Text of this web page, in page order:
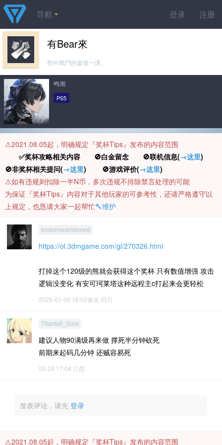
登录 注册
导航
有Bear來
野外戰鬥的最後一課。
鸣潮
PS5
⚠️2021.08.05起，明确规定『奖杯Tips』发布的内容范围
✅奖杯攻略相关内容 🚫白金留念 🚫联机信息(→这里)
🚫非奖杯相关提问(→这里) 🚫游戏评价(→这里)
⚠️如有违规则扣除一半N币，多次违规不排除禁言处理的可能
为保证『奖杯Tips』内容对于其他玩家的可参考性，还请严格遵守以
上规定，也恳请大家一起帮忙🔨维护
brokenwarmtoned
https://ol.3dmgame.com/gl/270326.html
打掉这个120级的熊就会获得这个奖杯 只有数值增强 攻击
逻辑没变化 有安可珂莱塔这种远程主c打起来会更轻松
2025-01-06 16:52修改 四川
Titanfall_Sora
建议人物90满级再来做 撑死半分钟砍死
前期来起码几分钟 还贼容易死
05-28 17:04 江西
发表评论，请先 登录
⚠️2021.08.05起，明确规定『奖杯Tips』发布的内容范围